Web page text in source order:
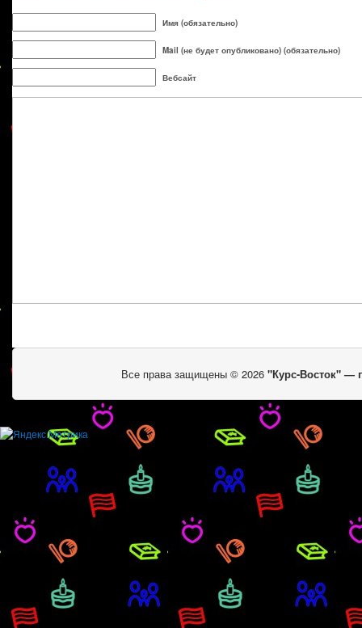
Имя (обязательно)
Mail (не будет опубликовано) (обязательно)
Вебсайт
Все права защищены © 2026 "Курс-Восток" —